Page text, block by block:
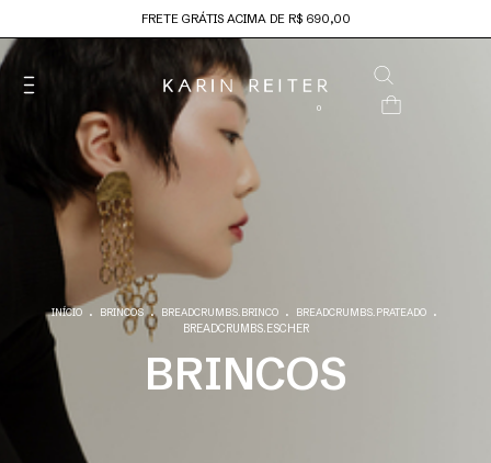
FRETE GRÁTIS ACIMA DE R$ 690,00
0
INÍCIO . BRINCOS . BREADCRUMBS.BRINCO . BREADCRUMBS.PRATEADO .
BREADCRUMBS.ESCHER
BRINCOS